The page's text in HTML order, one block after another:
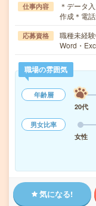
仕事内容
＊データ
作成＊電
応募資格
職種未経
Word・
職場の雰囲気
年齢層
20代
男女比率
女性
気になる!